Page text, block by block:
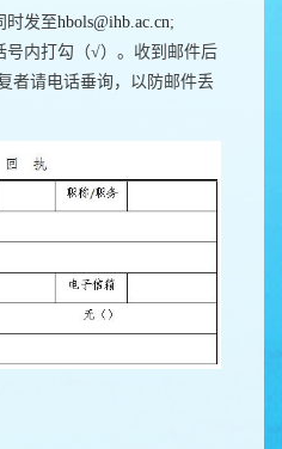
时发至hbols@ihb.ac.cn;
号内打勾（√）。收到邮件后
者请电话垂询，以防邮件丢